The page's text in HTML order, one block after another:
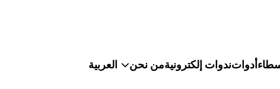
أدواتندوات إلكترونيةمن نحن العربية